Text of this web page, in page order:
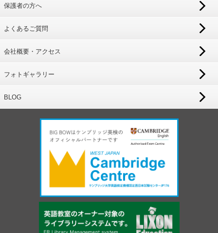
保護者の方へ
よくあるご質問
会社概要・アクセス
フォトギャラリー
BLOG